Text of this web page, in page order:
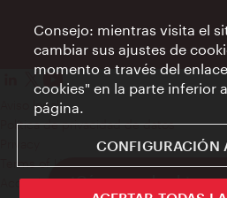
¿Cómo puedo obtener
apertura:
Aviso legal
Política de privacidad de datos
Terms of Use
Accesibilidad
Consejo: mientras visita el
cambiar sus ajustes de
momento a través del
cookies" en la parte inferior
página.
CONFIGURACIÓN